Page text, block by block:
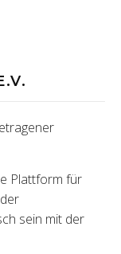
Plattform für
sein mit der